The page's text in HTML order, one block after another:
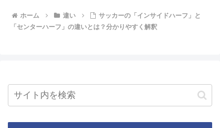
ホーム 違い
サッカーの「インサイドハーフ」と
「センターハーフ」の違いとは？分かりやすく解釈